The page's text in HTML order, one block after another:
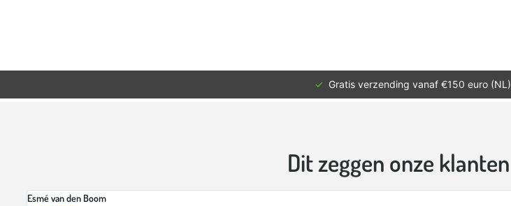
✓ Gratis verzending vanaf €150 euro (NL)
Dit zeggen onze klanten
Esmé van den Boom